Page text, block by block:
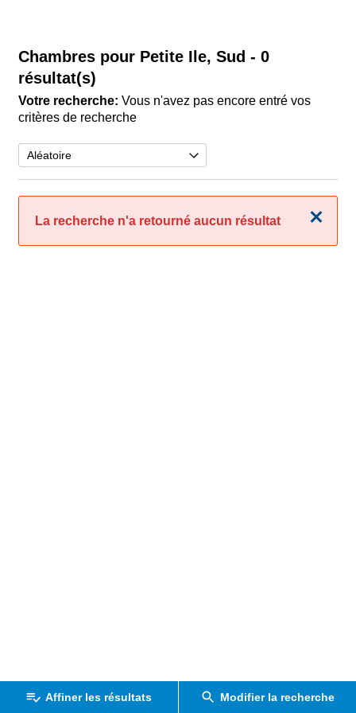
Chambres pour Petite Ile, Sud - 0
résultat(s)
Votre recherche: Vous n'avez pas encore entré vos
critères de recherche
Fermer
La recherche n'a retourné aucun résultat
Affiner les résultats Modifier la recherche